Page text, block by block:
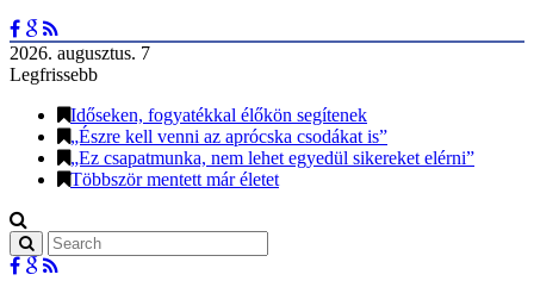
2026. augusztus. 7
Legfrissebb
Időseken, fogyatékkal élőkön segítenek
„Észre kell venni az aprócska csodákat is”
„Ez csapatmunka, nem lehet egyedül sikereket elérni”
Többször mentett már életet